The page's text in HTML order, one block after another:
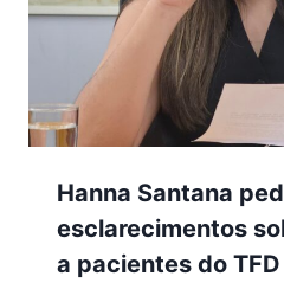
Hanna Santana
esclarecimentos
a pacientes do